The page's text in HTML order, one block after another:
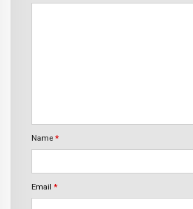
Name *
Email *